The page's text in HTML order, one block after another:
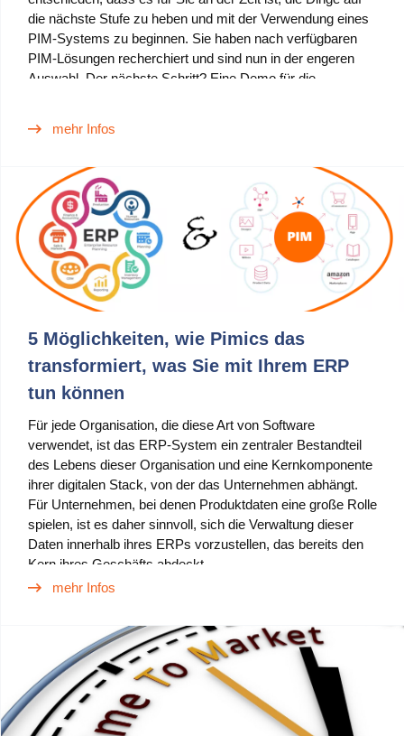
die nächste Stufe zu heben und mit der Verwendung eines
PIM-Systems zu beginnen. Sie haben nach verfügbaren
PIM-Lösungen recherchiert und sind nun in der engeren
Auswahl. Der nächste Schritt? Eine Demo für die
allem, wie sie den Zwecken Ihres Unternehmens am
die Sie mit einem PIM-Spezialisten besprechen sollten,
dass Sie alle Grundlagen abgedeckt haben? Lass es uns
herausfinden.
mehr Infos
5 Möglichkeiten, wie Pimics das
transformiert, was Sie mit Ihrem ERP
tun können
Für jede Organisation, die diese Art von Software
verwendet, ist das ERP-System ein zentraler Bestandteil
des Lebens dieser Organisation und eine Kernkomponente
ihrer digitalen Stack, von der das Unternehmen abhängt.
Für Unternehmen, bei denen Produktdaten eine große Rolle
spielen, ist es daher sinnvoll, sich die Verwaltung dieser
Daten innerhalb ihres ERPs vorzustellen, das bereits den
Kern ihres Geschäfts abdeckt.
mehr Infos